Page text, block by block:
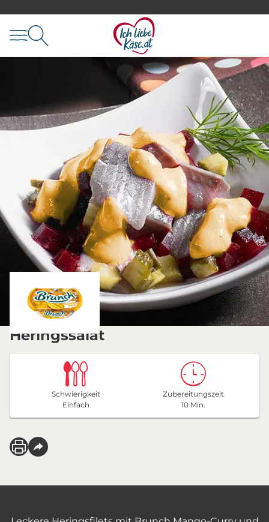
Heringssalat
Schwierigkeit
Einfach
Zubereitungszeit
10 Min.